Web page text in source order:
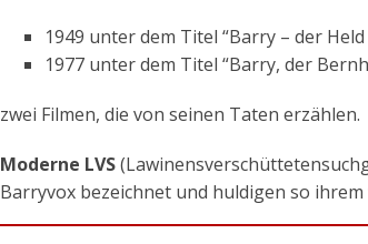
1949 unter dem Titel “Barry – der
1977 unter dem Titel “Barry, der
zwei Filmen, die von seinen Taten erzählen.
Moderne LVS
Barryvox bezeichnet und huldigen so